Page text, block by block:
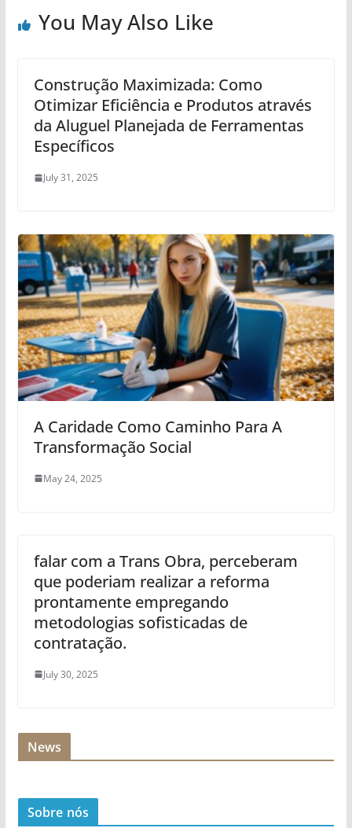
You May Also Like
Construção Maximizada: Como
Otimizar Eficiência e Produtos através
da Aluguel Planejada de Ferramentas
Específicos
July 31, 2025
A Caridade Como Caminho Para A
Transformação Social
May 24, 2025
falar com a Trans Obra, perceberam
que poderiam realizar a reforma
prontamente empregando
metodologias sofisticadas de
contratação.
July 30, 2025
News
Sobre nós